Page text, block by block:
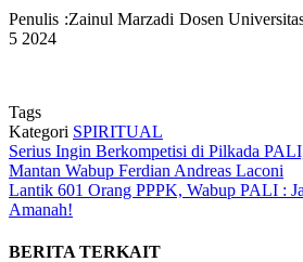
Penulis :Zainul Marzadi Dosen
5 2024
Tags
Kategori SPIRITUAL
Serius Ingin Berkompetisi di Pilkada
Mantan Wabup Ferdian Andreas Laconi
Lantik 601 Orang PPPK, Wabup PALI :
Amanah!
BERITA TERKAIT